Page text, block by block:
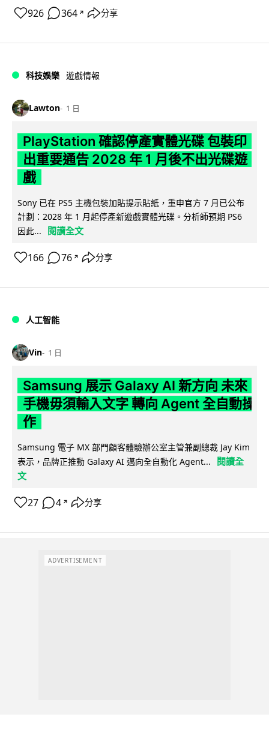
926 364 ↗ 分享
科技娛樂 遊戲情報
Lawton 1 日
PlayStation 確認停產實體光碟 包裝印
出重要通告 2028 年 1 月後不出光碟遊
戲
Sony 已在 PS5 主機包裝加貼提示貼紙，重申官方 7 月已公布
計劃：2028 年 1 月起停產新遊戲實體光碟。分析師預期 PS6
因此...
閱讀全文
166 76 ↗ 分享
人工智能
Vin 1 日
Samsung 展示 Galaxy AI 新方向 未來
手機毋須輸入文字 轉向 Agent 全自動操
作
Samsung 電子 MX 部門顧客體驗辦公室主管兼副總裁 Jay Kim
表示，品牌正推動 Galaxy AI 邁向全自動化 Agent...
閱讀全
文
27 4 ↗ 分享
ADVERTISEMENT